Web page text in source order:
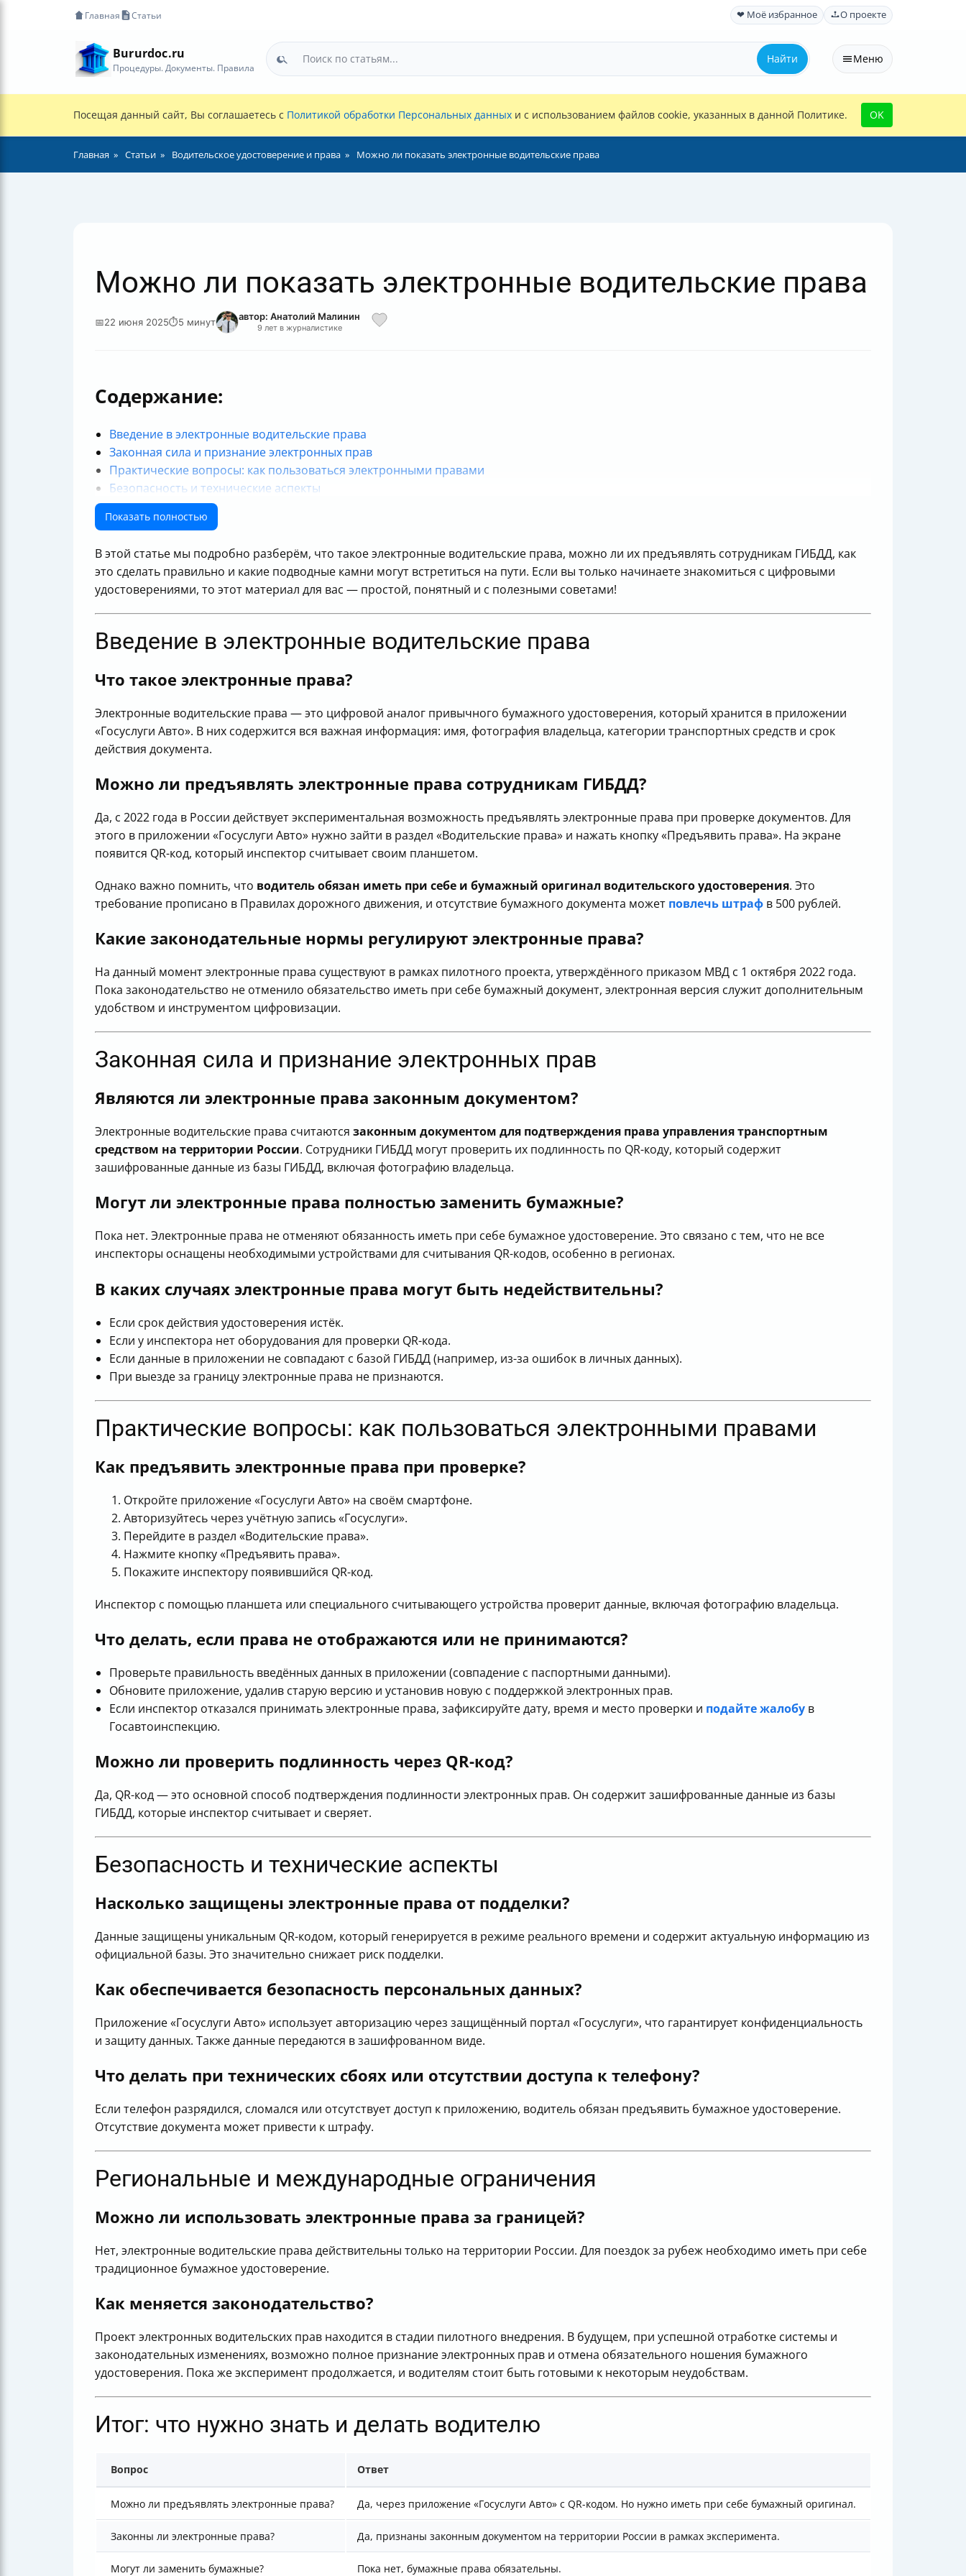
Главная Статьи ❤ Моё избранное О проекте
Bururdoc.ru
Процедуры. Документы. Правила
Найти Меню
Посещая данный сайт, Вы соглашаетесь с Политикой обработки Персональных данных и с использованием файлов cookie, указанных в данной Политике. OK
Главная Статьи Водительское удостоверение и права Можно ли показать электронные водительские права
Можно ли показать электронные водительские права
📅22 июня 2025⏱5 минут автор: Анатолий Малинин
9 лет в журналистике
Содержание:
Введение в электронные водительские права
Законная сила и признание электронных прав
Практические вопросы: как пользоваться электронными правами
Безопасность и технические аспекты
Региональные и международные ограничения
Итог: что нужно знать и делать водителю
Показать полностью
В этой статье мы подробно разберём, что такое электронные водительские права, можно ли их предъявлять сотрудникам ГИБДД, как
это сделать правильно и какие подводные камни могут встретиться на пути. Если вы только начинаете знакомиться с цифровыми
удостоверениями, то этот материал для вас — простой, понятный и с полезными советами!
Введение в электронные водительские права
Что такое электронные права?
Электронные водительские права — это цифровой аналог привычного бумажного удостоверения, который хранится в приложении
«Госуслуги Авто». В них содержится вся важная информация: имя, фотография владельца, категории транспортных средств и срок
действия документа.
Можно ли предъявлять электронные права сотрудникам ГИБДД?
Да, с 2022 года в России действует экспериментальная возможность предъявлять электронные права при проверке документов. Для
этого в приложении «Госуслуги Авто» нужно зайти в раздел «Водительские права» и нажать кнопку «Предъявить права». На экране
появится QR-код, который инспектор считывает своим планшетом.
Однако важно помнить, что водитель обязан иметь при себе и бумажный оригинал водительского удостоверения. Это
требование прописано в Правилах дорожного движения, и отсутствие бумажного документа может повлечь штраф в 500 рублей.
Какие законодательные нормы регулируют электронные права?
На данный момент электронные права существуют в рамках пилотного проекта, утверждённого приказом МВД с 1 октября 2022 года.
Пока законодательство не отменило обязательство иметь при себе бумажный документ, электронная версия служит дополнительным
удобством и инструментом цифровизации.
Законная сила и признание электронных прав
Являются ли электронные права законным документом?
Электронные водительские права считаются законным документом для подтверждения права управления транспортным
средством на территории России. Сотрудники ГИБДД могут проверить их подлинность по QR-коду, который содержит
зашифрованные данные из базы ГИБДД, включая фотографию владельца.
Могут ли электронные права полностью заменить бумажные?
Пока нет. Электронные права не отменяют обязанность иметь при себе бумажное удостоверение. Это связано с тем, что не все
инспекторы оснащены необходимыми устройствами для считывания QR-кодов, особенно в регионах.
В каких случаях электронные права могут быть недействительны?
Если срок действия удостоверения истёк.
Если у инспектора нет оборудования для проверки QR-кода.
Если данные в приложении не совпадают с базой ГИБДД (например, из-за ошибок в личных данных).
При выезде за границу электронные права не признаются.
Практические вопросы: как пользоваться электронными правами
Как предъявить электронные права при проверке?
Откройте приложение «Госуслуги Авто» на своём смартфоне.
Авторизуйтесь через учётную запись «Госуслуги».
Перейдите в раздел «Водительские права».
Нажмите кнопку «Предъявить права».
Покажите инспектору появившийся QR-код.
Инспектор с помощью планшета или специального считывающего устройства проверит данные, включая фотографию владельца.
Что делать, если права не отображаются или не принимаются?
Проверьте правильность введённых данных в приложении (совпадение с паспортными данными).
Обновите приложение, удалив старую версию и установив новую с поддержкой электронных прав.
Если инспектор отказался принимать электронные права, зафиксируйте дату, время и место проверки и подайте жалобу в
Госавтоинспекцию.
Можно ли проверить подлинность через QR-код?
Да, QR-код — это основной способ подтверждения подлинности электронных прав. Он содержит зашифрованные данные из базы
ГИБДД, которые инспектор считывает и сверяет.
Безопасность и технические аспекты
Насколько защищены электронные права от подделки?
Данные защищены уникальным QR-кодом, который генерируется в режиме реального времени и содержит актуальную информацию из
официальной базы. Это значительно снижает риск подделки.
Как обеспечивается безопасность персональных данных?
Приложение «Госуслуги Авто» использует авторизацию через защищённый портал «Госуслуги», что гарантирует конфиденциальность
и защиту данных. Также данные передаются в зашифрованном виде.
Что делать при технических сбоях или отсутствии доступа к телефону?
Если телефон разрядился, сломался или отсутствует доступ к приложению, водитель обязан предъявить бумажное удостоверение.
Отсутствие документа может привести к штрафу.
Региональные и международные ограничения
Можно ли использовать электронные права за границей?
Нет, электронные водительские права действительны только на территории России. Для поездок за рубеж необходимо иметь при себе
традиционное бумажное удостоверение.
Как меняется законодательство?
Проект электронных водительских прав находится в стадии пилотного внедрения. В будущем, при успешной отработке системы и
законодательных изменениях, возможно полное признание электронных прав и отмена обязательного ношения бумажного
удостоверения. Пока же эксперимент продолжается, и водителям стоит быть готовыми к некоторым неудобствам.
Итог: что нужно знать и делать водителю
Вопрос Ответ
Можно ли предъявлять электронные права? Да, через приложение «Госуслуги Авто» с QR-кодом. Но нужно иметь при себе бумажный оригинал.
Законны ли электронные права? Да, признаны законным документом на территории России в рамках эксперимента.
Могут ли заменить бумажные? Пока нет, бумажные права обязательны.